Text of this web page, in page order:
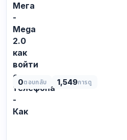
Мега
-
Mega
2.0
как
войти
с
телефона
-
Как
0ตอบกลับ 1,549การดู